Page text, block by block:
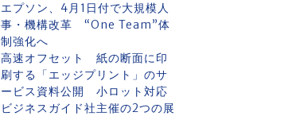
エプソン、4月1日付で大規模人
事・機構改革 “One Team”体
制強化へ
高速オフセット 紙の断面に印
刷する「エッジプリント」のサ
ービス資料公開 小ロット対応
ビジネスガイド社主催の2つの展